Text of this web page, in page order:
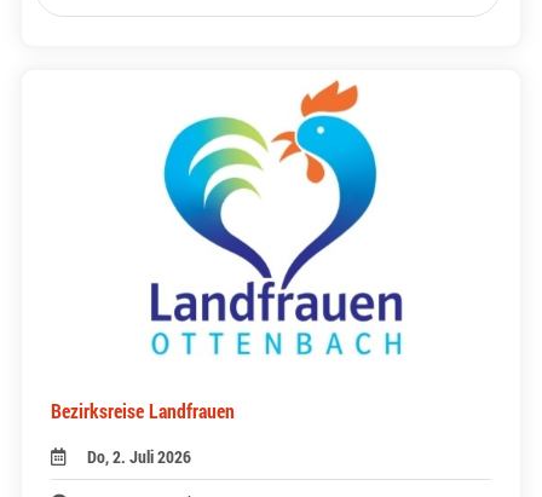
Bezirksreise Landfrauen
Do, 2. Juli 2026